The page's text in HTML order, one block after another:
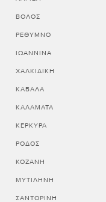
ΒΟΛΟΣ
ΡΕΘΥΜΝΟ
ΙΩΑΝΝΙΝΑ
ΧΑΛΚΙΔΙΚΗ
ΚΑΒΑΛΑ
ΚΑΛΑΜΑΤΑ
ΚΕΡΚΥΡΑ
ΡΟΔΟΣ
ΚΟΖΑΝΗ
ΜΥΤΙΛΗΝΗ
ΣΑΝΤΟΡΙΝΗ